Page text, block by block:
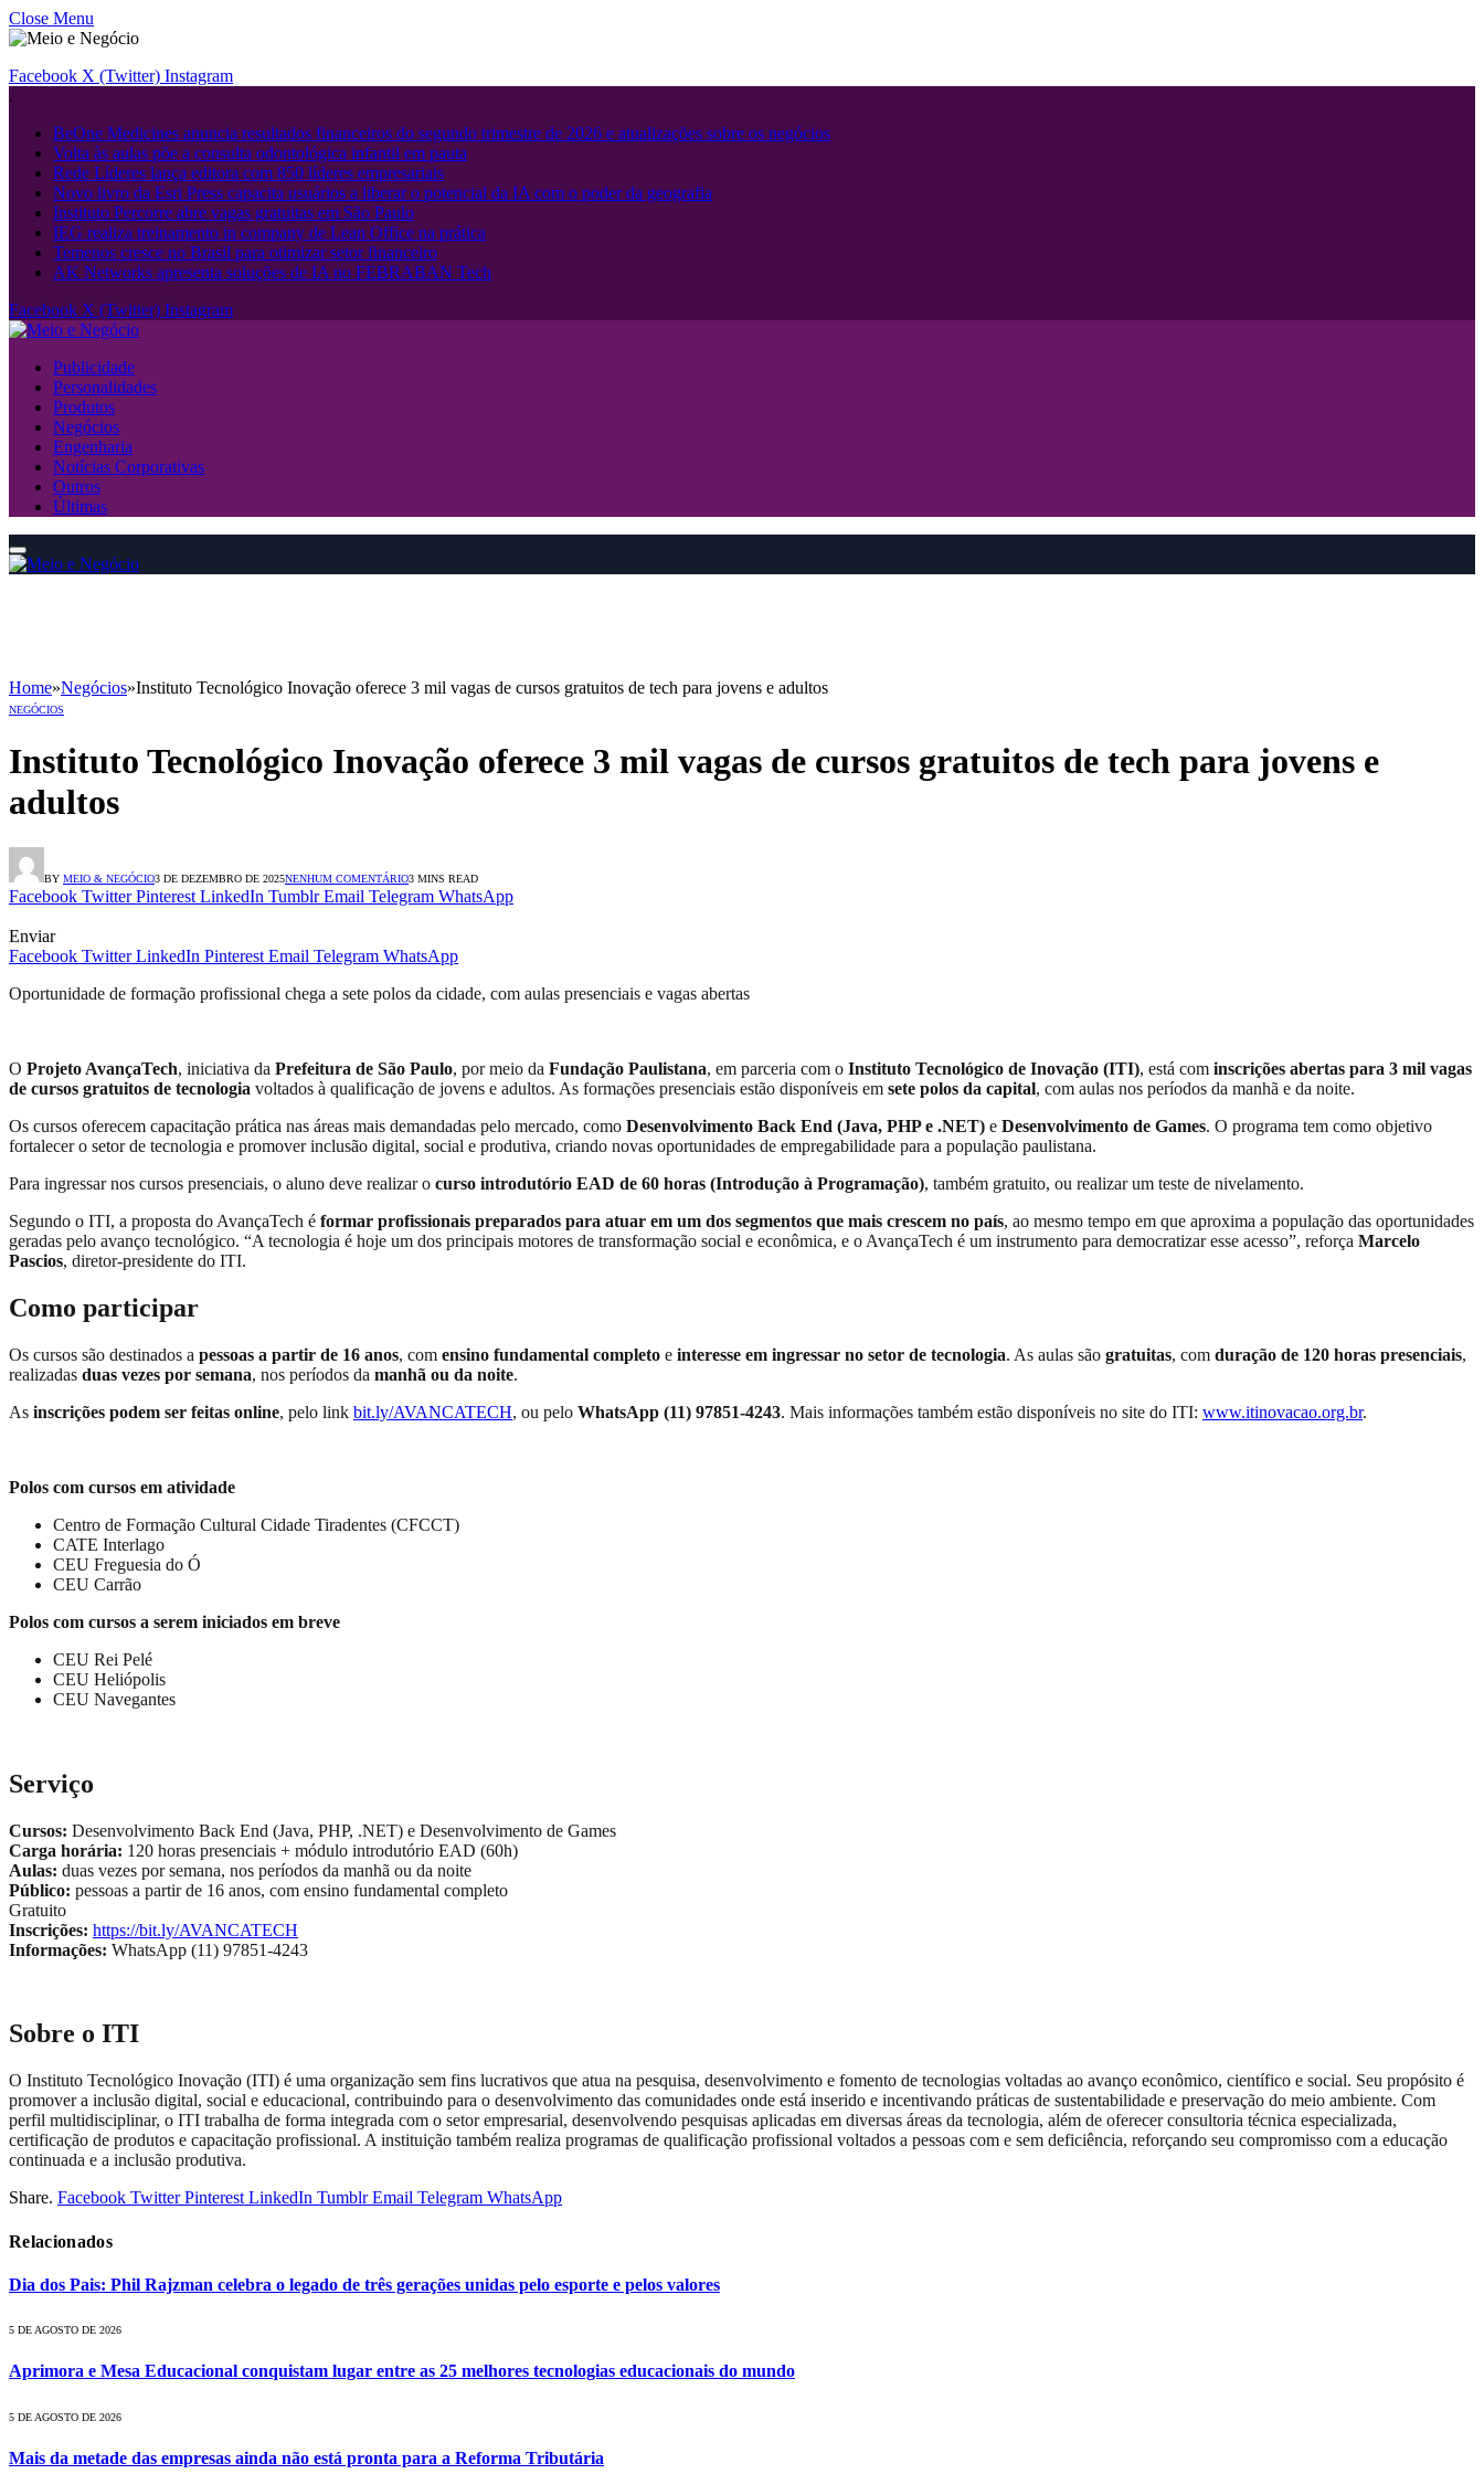
Close Menu
Facebook X (Twitter) Instagram
.
BeOne Medicines anuncia resultados financeiros do segundo trimestre de 2026 e atualizações sobre os negócios
Volta às aulas põe a consulta odontológica infantil em pauta
Rede Líderes lança editora com 850 líderes empresariais
Novo livro da Esri Press capacita usuários a liberar o potencial da IA ​​com o poder da geografia
Instituto Percorre abre vagas gratuitas em São Paulo
IEG realiza treinamento in company de Lean Office na prática
Temenos cresce no Brasil para otimizar setor financeiro
AK Networks apresenta soluções de IA no FEBRABAN Tech
Facebook X (Twitter) Instagram
Publicidade
Personalidades
Produtos
Negócios
Engenharia
Notícias Corporativas
Outros
Últimas
Home»Negócios»Instituto Tecnológico Inovação oferece 3 mil vagas de cursos gratuitos de tech para jovens e adultos
NEGÓCIOS
Instituto Tecnológico Inovação oferece 3 mil vagas de cursos gratuitos de tech para jovens e
adultos
BY MEIO & NEGÓCIO3 DE DEZEMBRO DE 2025NENHUM COMENTÁRIO3 MINS READ
Facebook Twitter Pinterest LinkedIn Tumblr Email Telegram WhatsApp
Enviar
Facebook Twitter LinkedIn Pinterest Email Telegram WhatsApp
Oportunidade de formação profissional chega a sete polos da cidade, com aulas presenciais e vagas abertas
O Projeto AvançaTech, iniciativa da Prefeitura de São Paulo, por meio da Fundação Paulistana, em parceria com o Instituto Tecnológico de Inovação (ITI), está com inscrições abertas para 3 mil vagas
de cursos gratuitos de tecnologia voltados à qualificação de jovens e adultos. As formações presenciais estão disponíveis em sete polos da capital, com aulas nos períodos da manhã e da noite.
Os cursos oferecem capacitação prática nas áreas mais demandadas pelo mercado, como Desenvolvimento Back End (Java, PHP e .NET) e Desenvolvimento de Games. O programa tem como objetivo
fortalecer o setor de tecnologia e promover inclusão digital, social e produtiva, criando novas oportunidades de empregabilidade para a população paulistana.
Para ingressar nos cursos presenciais, o aluno deve realizar o curso introdutório EAD de 60 horas (Introdução à Programação), também gratuito, ou realizar um teste de nivelamento.
Segundo o ITI, a proposta do AvançaTech é formar profissionais preparados para atuar em um dos segmentos que mais crescem no país, ao mesmo tempo em que aproxima a população das oportunidades
geradas pelo avanço tecnológico. “A tecnologia é hoje um dos principais motores de transformação social e econômica, e o AvançaTech é um instrumento para democratizar esse acesso”, reforça Marcelo
Pascios, diretor-presidente do ITI.
Como participar
Os cursos são destinados a pessoas a partir de 16 anos, com ensino fundamental completo e interesse em ingressar no setor de tecnologia. As aulas são gratuitas, com duração de 120 horas presenciais,
realizadas duas vezes por semana, nos períodos da manhã ou da noite.
As inscrições podem ser feitas online, pelo link bit.ly/AVANCATECH, ou pelo WhatsApp (11) 97851-4243. Mais informações também estão disponíveis no site do ITI: www.itinovacao.org.br.
Polos com cursos em atividade
Centro de Formação Cultural Cidade Tiradentes (CFCCT)
CATE Interlago
CEU Freguesia do Ó
CEU Carrão
Polos com cursos a serem iniciados em breve
CEU Rei Pelé
CEU Heliópolis
CEU Navegantes
Serviço
Cursos: Desenvolvimento Back End (Java, PHP, .NET) e Desenvolvimento de Games
Carga horária: 120 horas presenciais + módulo introdutório EAD (60h)
Aulas: duas vezes por semana, nos períodos da manhã ou da noite
Público: pessoas a partir de 16 anos, com ensino fundamental completo
Gratuito
Inscrições: https://bit.ly/AVANCATECH
Informações: WhatsApp (11) 97851-4243
Sobre o ITI
O Instituto Tecnológico Inovação (ITI) é uma organização sem fins lucrativos que atua na pesquisa, desenvolvimento e fomento de tecnologias voltadas ao avanço econômico, científico e social. Seu propósito é
promover a inclusão digital, social e educacional, contribuindo para o desenvolvimento das comunidades onde está inserido e incentivando práticas de sustentabilidade e preservação do meio ambiente. Com
perfil multidisciplinar, o ITI trabalha de forma integrada com o setor empresarial, desenvolvendo pesquisas aplicadas em diversas áreas da tecnologia, além de oferecer consultoria técnica especializada,
certificação de produtos e capacitação profissional. A instituição também realiza programas de qualificação profissional voltados a pessoas com e sem deficiência, reforçando seu compromisso com a educação
continuada e a inclusão produtiva.
Share. Facebook Twitter Pinterest LinkedIn Tumblr Email Telegram WhatsApp
Relacionados
Dia dos Pais: Phil Rajzman celebra o legado de três gerações unidas pelo esporte e pelos valores
5 DE AGOSTO DE 2026
Aprimora e Mesa Educacional conquistam lugar entre as 25 melhores tecnologias educacionais do mundo
5 DE AGOSTO DE 2026
Mais da metade das empresas ainda não está pronta para a Reforma Tributária